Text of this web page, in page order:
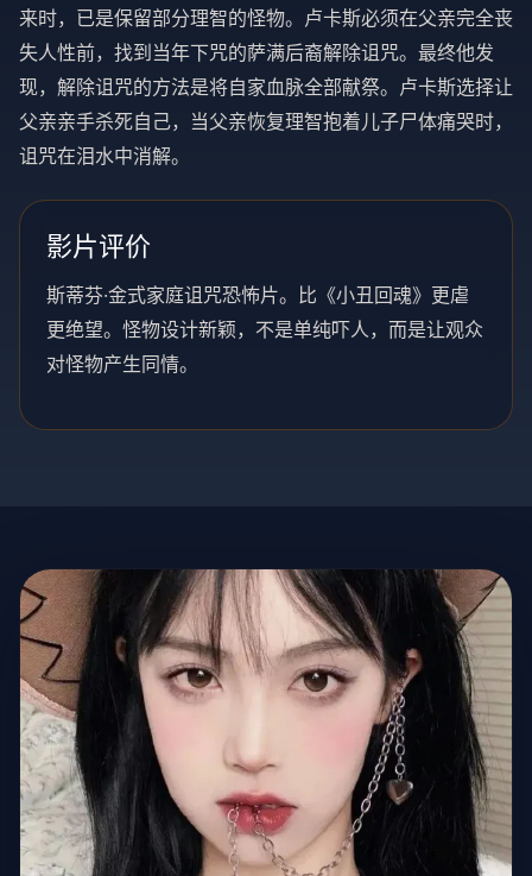
来时，已是保留部分理智的怪物。卢卡斯必须在父亲完全丧
失人性前，找到当年下咒的萨满后裔解除诅咒。最终他发
现，解除诅咒的方法是将自家血脉全部献祭。卢卡斯选择让
父亲亲手杀死自己，当父亲恢复理智抱着儿子尸体痛哭时，
诅咒在泪水中消解。
影片评价
斯蒂芬·金式家庭诅咒恐怖片。比《小丑回魂》更虐
更绝望。怪物设计新颖，不是单纯吓人，而是让观众
对怪物产生同情。